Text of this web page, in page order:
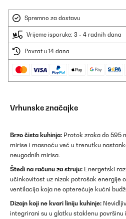
Spremno za dostavu
Vrijeme isporuke: 3 - 4 radnih dana
Povrat u 14 dana
Vrhunske značajke
Brzo čista kuhinja: Protok zraka do 595
mirise i masnoću već u trenutku
neugodnih mirisa.
Štedi na računu za struju: Energetski
učinkovitost uz nizak potrošak energije
ventilacija koja ne opterećuje kućni
Dizajn koji ne kvari liniju kuhinje:
integrirani su u glatku staklenu površinu